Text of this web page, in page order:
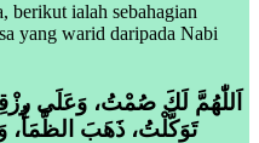
berikut ialah sebahagian
yang warid daripada Nabi
اَللّٰهُمَّ لَكَ صُمْتُ، وَعَلَى
تَوَكَّلْتُ، ذَهَبَ الظَّمَأُ،